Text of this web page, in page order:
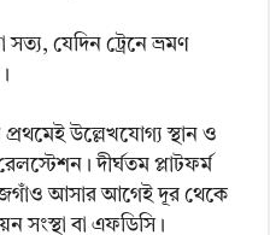
যেদিন ট্রেনে ভ্রমণ
প্রথমেই উল্লেখযোগ্য স্থান ও
দীর্ঘতম প্লাটফর্ম
আসার আগেই দূর থেকে
সংস্থা বা এফডিসি।